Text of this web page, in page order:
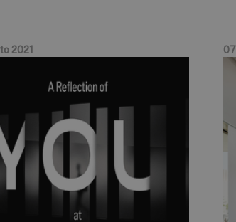
2021